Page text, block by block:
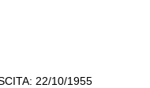
22/10/1955